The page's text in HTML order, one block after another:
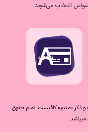
انتخاب می‌شوند.
و ذکر «منبع» کافیست. تمام حقوق
میباشد.